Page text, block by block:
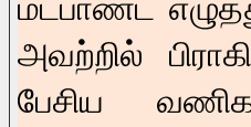
மட்பாண்ட
அவற்றில்
பேசிய